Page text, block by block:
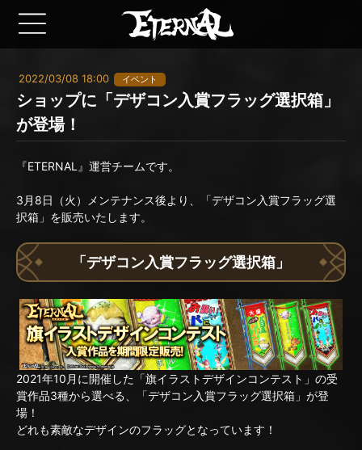
2022/03/08 18:00 イベント
ショップに「デザコン入賞フラッグ選択箱」
が登場！
『ETERNAL』運営チームです。
3月8日（火）メンテナンス後より、「デザコン入賞フラッグ選
択箱」を販売いたします。
「デザコン入賞フラッグ選択箱」
2021年10月に開催した「旗イラストデザインコンテスト」の受
賞作品3種から選べる、「デザコン入賞フラッグ選択箱」が登
場！
どれも素敵なデザインのフラッグとなっています！